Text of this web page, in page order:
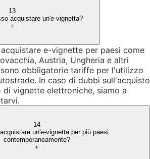
13
acquistare un'e-vignetta?
+
e-vignette per paesi come
Austria, Ungheria e altri
obbligatorie tariffe per l'utilizzo
In caso di dubbi sull'acquisto
vignette elettroniche, siamo a
14
un'e-vignetta per più paesi
contemporaneamente?
+